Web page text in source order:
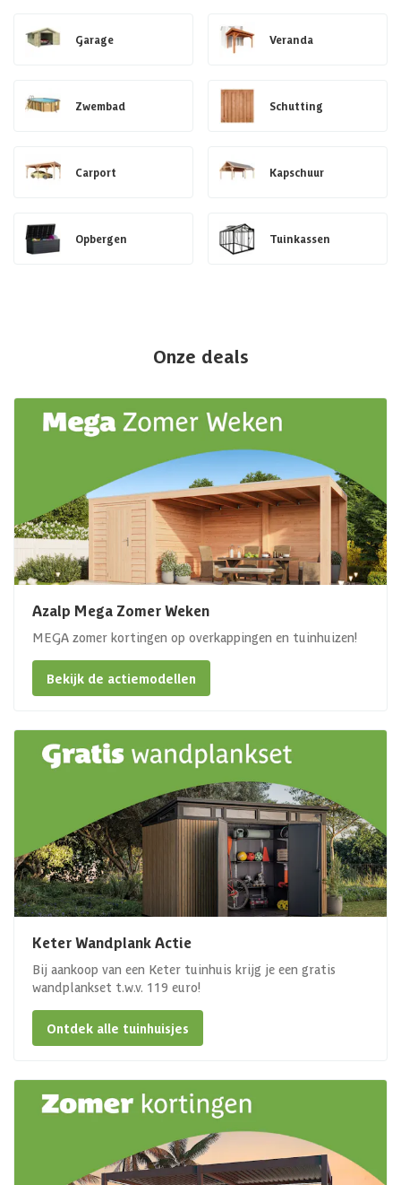
Garage Veranda
Zwembad Schutting
Carport Kapschuur
Opbergen Tuinkassen
Onze deals
Azalp Mega Zomer Weken
MEGA zomer kortingen op overkappingen en tuinhuizen!
Bekijk de actiemodellen
Keter Wandplank Actie
Bij aankoop van een Keter tuinhuis krijg je een gratis
wandplankset t.w.v. 119 euro!
Ontdek alle tuinhuisjes